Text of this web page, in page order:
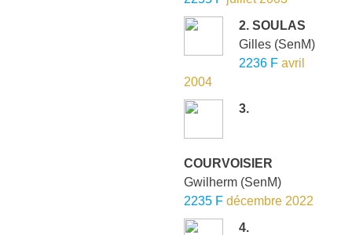
2. SOULAS
Gilles (SenM)
2236 F avril
2004
3.
COURVOISIER
Gwilherm (SenM)
2235 F décembre 2022
4.